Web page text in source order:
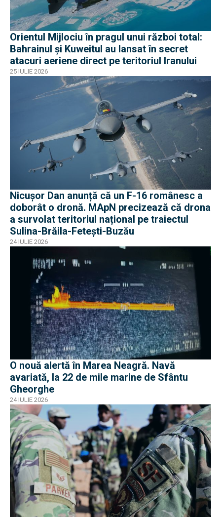
Orientul Mijlociu în pragul unui război total:
Bahrainul și Kuweitul au lansat în secret
atacuri aeriene direct pe teritoriul Iranului
25 IULIE 2026
Nicușor Dan anunță că un F-16 românesc a
doborât o dronă. MApN precizează că drona
a survolat teritoriul național pe traiectul
Sulina-Brăila-Fetești-Buzău
24 IULIE 2026
O nouă alertă în Marea Neagră. Navă
avariată, la 22 de mile marine de Sfântu
Gheorghe
24 IULIE 2026